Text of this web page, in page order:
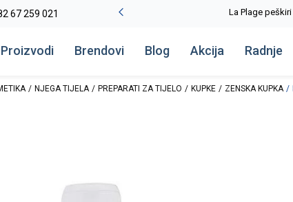
67 259 021
više
Proizvodi Brendovi Blog Akcija Radnje
NJEGA TIJELA PREPARATI ZA TIJELO KUPKE ZENSKA KUPKA